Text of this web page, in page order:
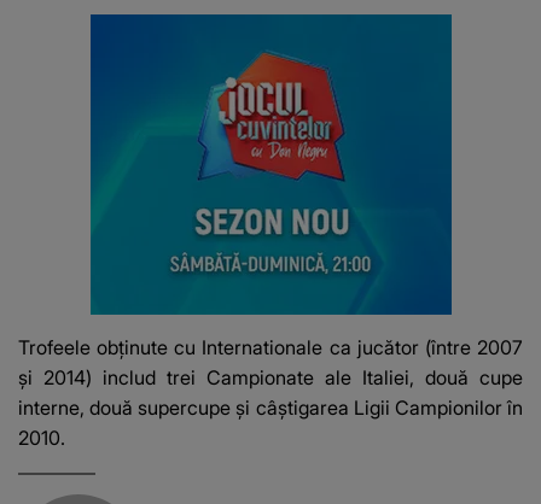
Trofeele obținute cu Internationale ca jucător (între 2007
și 2014) includ trei Campionate ale Italiei, două cupe
interne, două supercupe și câștigarea Ligii Campionilor în
2010.